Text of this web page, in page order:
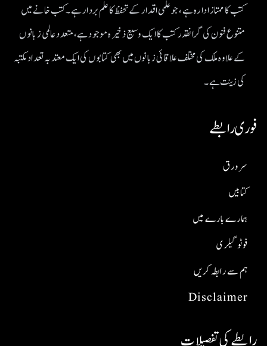
کتب کا ممتاز ادارہ ہے، جو علمی اقدار کے تحفظ کا علم بردار ہے۔کتب خانے میں
متنوع فنون کی گرانقدر کتب کا ایک وسیع ذخیرہ موجود ہے، متعدد عالمی زبانوں
کے علاوہ ملک کی مختلف علاقائی زبانوں میں بھی کتابوں کی ایک معتد بہ تعداد مکتبہ
کی زینت ہے۔
فوری رابطے
Disclaimer
ہم سے رابطہ کریں
فوٹو گیلری
ہمارے بارے میں
کتابیں
سر ورق
رابطے کی تفصیلات